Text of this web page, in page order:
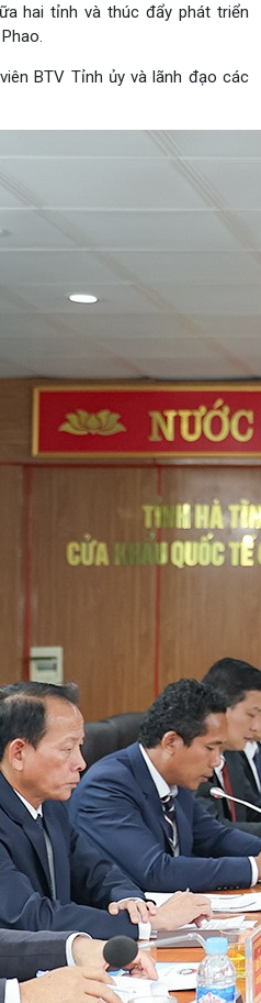
hai tỉnh và thúc đẩy phát triển
BTV Tỉnh ủy và lãnh đạo các